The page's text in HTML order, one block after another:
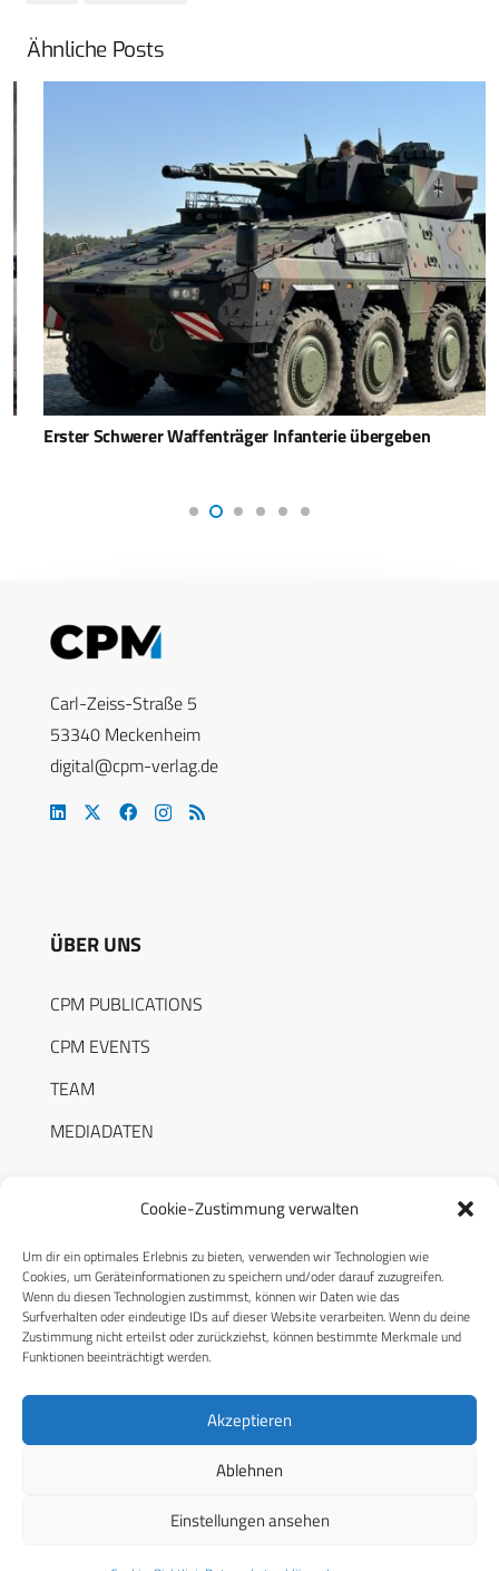
Cookie-Zustimmung verwalten
Um dir ein optimales Erlebnis zu bieten, verwenden wir Technologien wie
Cookies, um Geräteinformationen zu speichern und/oder darauf zuzugreifen.
Wenn du diesen Technologien zustimmst, können wir Daten wie das
Surfverhalten oder eindeutige IDs auf dieser Website verarbeiten. Wenn du deine
Zustimmung nicht erteilst oder zurückziehst, können bestimmte Merkmale und
Funktionen beeinträchtigt werden.
Akzeptieren
Ablehnen
Einstellungen ansehen
Ähnliche Posts
Erster Schwerer Waffenträger Infanterie übergeben
Carl-Zeiss-Straße 5
53340 Meckenheim
digital@cpm-verlag.de
ÜBER UNS
CPM PUBLICATIONS
CPM EVENTS
TEAM
MEDIADATEN
RECHTLICHES
Datenschutzerklärung
Cookie-Richtlinie (EU)